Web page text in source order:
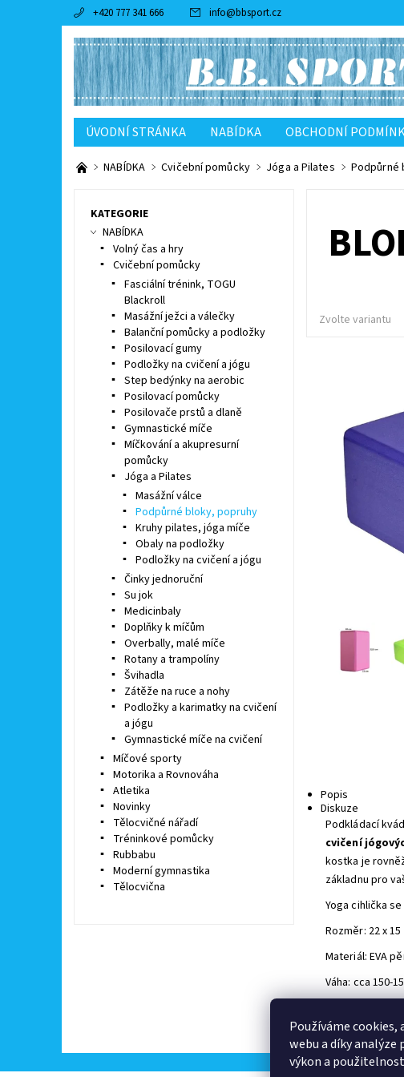
+420 777 341 666 info@bbsport.cz
ÚVODNÍ STRÁNKA NABÍDKA OBCHODNÍ
NABÍDKA Cvičební pomůcky Jóga a Pilates Podpůrné
Zvolte variantu
Popis
Diskuze
Podkládací
cvičení
kostka je
základnu pro
Yoga cihlička
Rozměr: 22 x 15
Materiál: EVA
Váha: cca 150-
Přidat
KATEGORIE
NABÍDKA
Volný čas a hry
Cvičební pomůcky
Fasciální trénink, TOGU
Blackroll
Masážní ježci a válečky
Balanční pomůcky a podložky
Posilovací gumy
Podložky na cvičení a jógu
Step bedýnky na aerobic
Posilovací pomůcky
Posilovače prstů a dlaně
Gymnastické míče
Míčkování a akupresurní
pomůcky
Jóga a Pilates
Masážní válce
Podpůrné bloky, popruhy
Kruhy pilates, jóga míče
Obaly na podložky
Podložky na cvičení a jógu
Činky jednoruční
Su jok
Medicinbaly
Doplňky k míčům
Overbally, malé míče
Rotany a trampolíny
Švihadla
Zátěže na ruce a nohy
Podložky a karimatky na cvičení
a jógu
Gymnastické míče na cvičení
Míčové sporty
Motorika a Rovnováha
Atletika
Novinky
Tělocvičné nářadí
Tréninkové pomůcky
Rubbabu
Moderní gymnastika
Tělocvična
Používáme
webu a díky
výkon a